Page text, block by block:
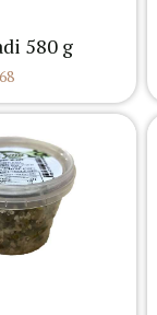
580 g